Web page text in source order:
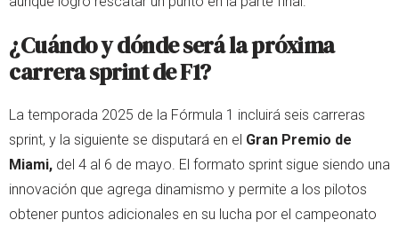
¿Cuándo y dónde será la próxima
carrera sprint de F1?
La temporada 2025 de la Fórmula 1 incluirá seis carreras
sprint, y la siguiente se disputará en el Gran Premio de
Miami, del 4 al 6 de mayo. El formato sprint sigue siendo una
innovación que agrega dinamismo y permite a los pilotos
obtener puntos adicionales en su lucha por el campeonato